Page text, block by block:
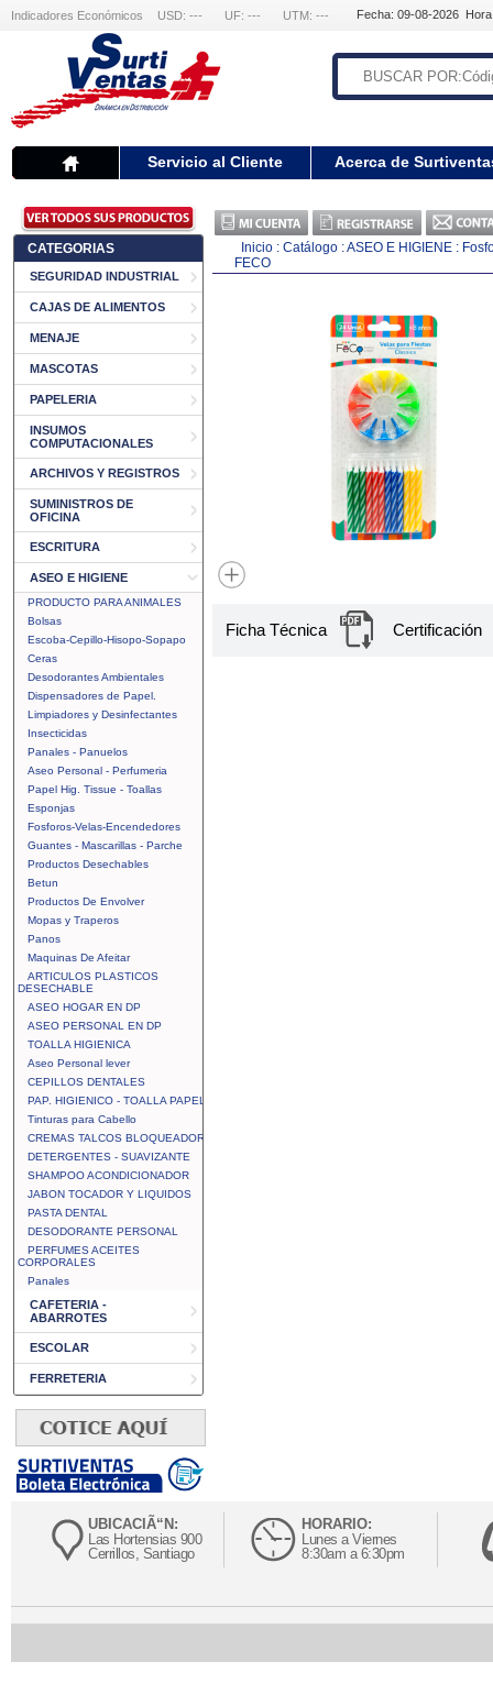
Indicadores Económicos USD: --- UF: --- UTM: --- Fecha: 09-08-2026
Servicio al Cliente Acerca de
CATEGORIAS
SEGURIDAD INDUSTRIAL
CAJAS DE ALIMENTOS
MENAJE
MASCOTAS
PAPELERIA
INSUMOS
COMPUTACIONALES
ARCHIVOS Y REGISTROS
SUMINISTROS DE
OFICINA
ESCRITURA
ASEO E HIGIENE
PRODUCTO PARA ANIMALES
Bolsas
Escoba-Cepillo-Hisopo-Sopapo
Ceras
Desodorantes Ambientales
Dispensadores de Papel.
Limpiadores y Desinfectantes
Insecticidas
Panales - Panuelos
Aseo Personal - Perfumeria
Papel Hig. Tissue - Toallas
Esponjas
Fosforos-Velas-Encendedores
Guantes - Mascarillas - Parche
Productos Desechables
Betun
Productos De Envolver
Mopas y Traperos
Panos
Maquinas De Afeitar
ARTICULOS PLASTICOS
DESECHABLE
ASEO HOGAR EN DP
ASEO PERSONAL EN DP
TOALLA HIGIENICA
Aseo Personal lever
CEPILLOS DENTALES
PAP. HIGIENICO - TOALLA PAPEL
Tinturas para Cabello
CREMAS TALCOS BLOQUEADOR
DETERGENTES - SUAVIZANTE
SHAMPOO ACONDICIONADOR
JABON TOCADOR Y LIQUIDOS
PASTA DENTAL
DESODORANTE PERSONAL
PERFUMES ACEITES
CORPORALES
Panales
CAFETERIA -
ABARROTES
ESCOLAR
FERRETERIA
Inicio : Catálogo :ASEO E HIGIENE :
FECO
Ficha Técnica Certificación
UBICACIÃ“N:
Las Hortensias 900
Cerrillos, Santiago
HORARIO:
Lunes a Viernes
8:30am a 6:30pm